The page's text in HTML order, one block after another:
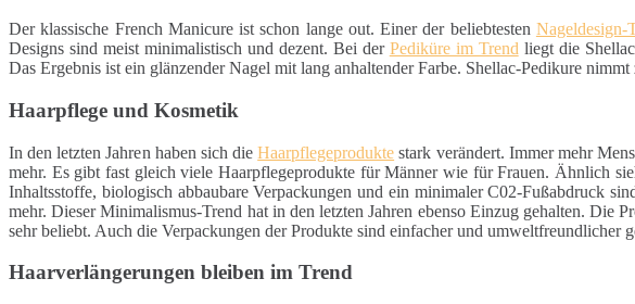
Der klassische French Manicure ist schon lange out. Einer der beliebtesten Nageldesign-
Designs sind meist minimalistisch und dezent. Bei der Pediküre im Trend liegt die
Das Ergebnis ist ein glänzender Nagel mit lang anhaltender Farbe. Shellac-Pedikure
Haarpflege und Kosmetik
In den letzten Jahren haben sich dieHaarpflegeprodukte stark verändert. Immer mehr
mehr. Es gibt fast gleich viele Haarpflegeprodukte für Männer wie für Frauen. Ähnlich
Inhaltsstoffe, biologisch abbaubare Verpackungen und ein minimaler C02-Fußabdruck
mehr. Dieser Minimalismus-Trend hat in den letzten Jahren ebenso Einzug gehalten. Die
sehr beliebt. Auch die Verpackungen der Produkte sind einfacher und umweltfreundlicher
Haarverlängerungen bleiben im Trend